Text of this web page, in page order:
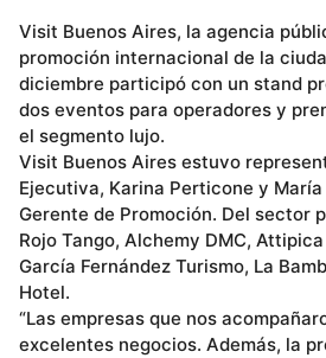
Visit Buenos Aires, la agencia
promoción internacional de la
diciembre participó con un stand
dos eventos para operadores y
el segmento lujo.
Visit Buenos Aires estuvo
Ejecutiva, Karina Perticone y
Gerente de Promoción. Del sector
Rojo Tango, Alchemy DMC,
García Fernández Turismo, La
Hotel.
“Las empresas que nos
excelentes negocios. Además, la